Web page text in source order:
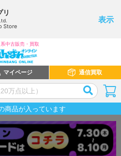
リ
Store
表示
中古販売・買取
マイページ 通信買取
商品が入っています